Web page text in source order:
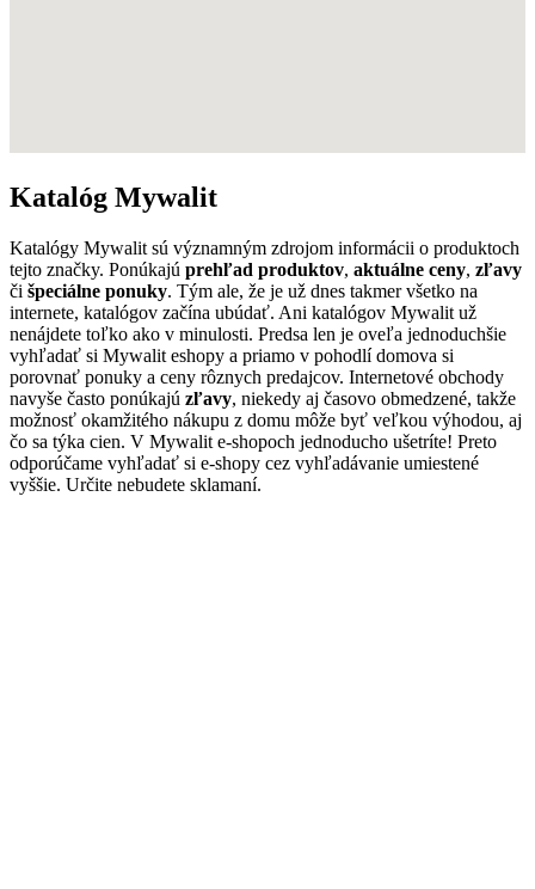
Katalóg Mywalit
Katalógy Mywalit sú významným zdrojom informácii o produktoch
tejto značky. Ponúkajú prehľad produktov, aktuálne ceny, zľavy
či špeciálne ponuky. Tým ale, že je už dnes takmer všetko na
internete, katalógov začína ubúdať. Ani katalógov Mywalit už
nenájdete toľko ako v minulosti. Predsa len je oveľa jednoduchšie
vyhľadať si Mywalit eshopy a priamo v pohodlí domova si
porovnať ponuky a ceny rôznych predajcov. Internetové obchody
navyše často ponúkajú zľavy, niekedy aj časovo obmedzené, takže
možnosť okamžitého nákupu z domu môže byť veľkou výhodou, aj
čo sa týka cien. V Mywalit e-shopoch jednoducho ušetríte! Preto
odporúčame vyhľadať si e-shopy cez vyhľadávanie umiestené
vyššie. Určite nebudete sklamaní.